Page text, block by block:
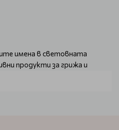
имена в световната
продукти за грижа и